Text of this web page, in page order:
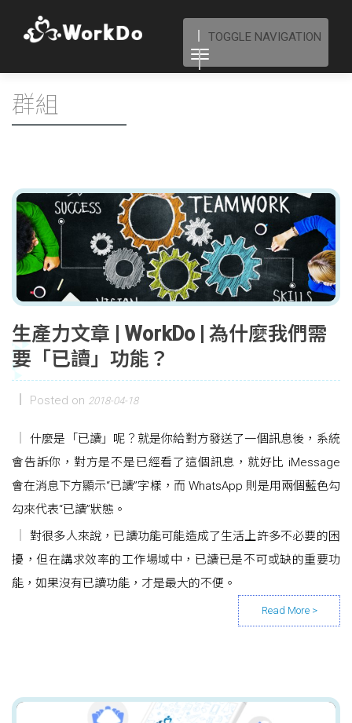
TOGGLE NAVIGATION
群組
生產力文章 | WorkDo | 為什麼我們需
要「已讀」功能？
Posted on 2018-04-18
什麼是「已讀」呢？就是你給對方發送了一個訊息後，系統
會告訴你，對方是不是已經看了這個訊息，就好比 iMessage
會在消息下方顯示“已讀”字樣，而 WhatsApp 則是用兩個藍色勾
勾來代表“已讀”狀態。
對很多人來說，已讀功能可能造成了生活上許多不必要的困
擾，但在講求效率的工作場域中，已讀已是不可或缺的重要功
能，如果沒有已讀功能，才是最大的不便。